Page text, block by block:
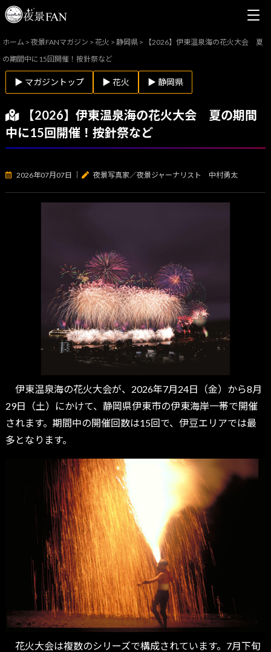
ホーム >夜景FANマガジン >花火 >静岡県 >
【2026】伊東温泉海の花火大会 夏
の期間中に15回開催！按針祭など
▶ マガジントップ ▶ 花火 ▶ 静岡県
【2026】伊東温泉海の花火大会 夏の期間
中に15回開催！按針祭など
2026年07月07日 夜景写真家／夜景ジャーナリスト 中村勇太
伊東温泉海の花火大会が、2026年7月24日（金）から8月
29日（土）にかけて、静岡県伊東市の伊東海岸一帯で開催
されます。期間中の開催回数は15回で、伊豆エリアでは最
多となります。
花火大会は複数のシリーズで構成されています。7月下旬